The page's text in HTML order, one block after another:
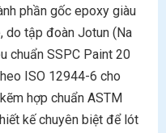
phần gốc epoxy giàu
do tập đoàn Jotun (Na
chuẩn SSPC Paint 20
ISO 12944-6 cho
hợp chuẩn ASTM
kế chuyên biệt để lót